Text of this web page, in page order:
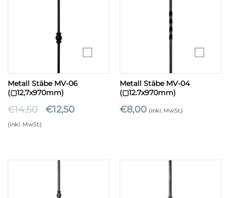
Metall Stäbe MV-06
(▢12,7x970mm)
€14,50 €12,50
(inkl. MwSt.)
Metall Stäbe MV-04
(▢12.7x970mm)
€8,00 (inkl. MwSt.)